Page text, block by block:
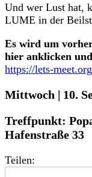
Und wer Lust hat,
LUME in der
Es wird um
hier anklicken
https://lets-
Mittwoch | 10.
Treffpunkt:
Hafenstraße 33
Teilen: